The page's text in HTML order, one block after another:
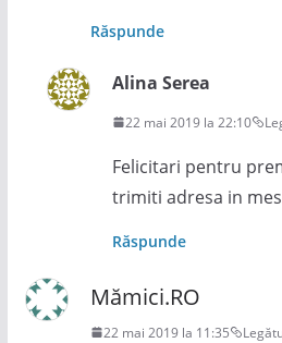
Răspunde
Alina Serea
22 mai 2019 la 22:10
Felicitari pentru
trimiti adresa in
Răspunde
Mămici.RO
22 mai 2019 la 11:35